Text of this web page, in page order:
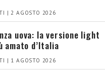
| 2 AGOSTO 2026
uova: la versione light
amato d’Italia
| 1 AGOSTO 2026